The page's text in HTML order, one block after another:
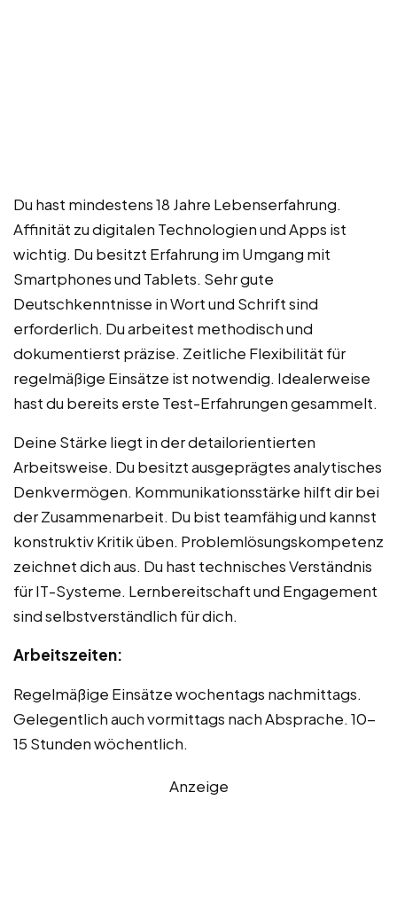
Du hast mindestens 18 Jahre Lebenserfahrung.
Affinität zu digitalen Technologien und Apps ist
wichtig. Du besitzt Erfahrung im Umgang mit
Smartphones und Tablets. Sehr gute
Deutschkenntnisse in Wort und Schrift sind
erforderlich. Du arbeitest methodisch und
dokumentierst präzise. Zeitliche Flexibilität für
regelmäßige Einsätze ist notwendig. Idealerweise
hast du bereits erste Test-Erfahrungen gesammelt.
Deine Stärke liegt in der detailorientierten
Arbeitsweise. Du besitzt ausgeprägtes analytisches
Denkvermögen. Kommunikationsstärke hilft dir bei
der Zusammenarbeit. Du bist teamfähig und kannst
konstruktiv Kritik üben. Problemlösungskompetenz
zeichnet dich aus. Du hast technisches Verständnis
für IT-Systeme. Lernbereitschaft und Engagement
sind selbstverständlich für dich.
Arbeitszeiten:
Regelmäßige Einsätze wochentags nachmittags.
Gelegentlich auch vormittags nach Absprache. 10-
15 Stunden wöchentlich.
Anzeige